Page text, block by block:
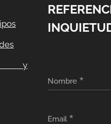
y
Nombre
Email